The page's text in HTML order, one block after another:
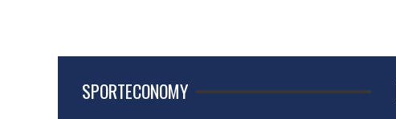
SPORTECONOMY